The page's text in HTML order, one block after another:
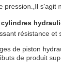
pression.,Il s'agit
cylindres
résistance et
de piston
de produit